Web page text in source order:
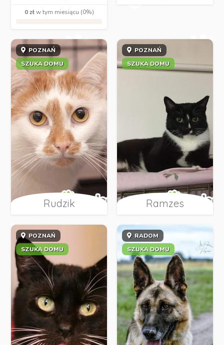
0 złw tym miesiącu (0%)
POZNAŃ
SZUKA DOMU
Rudzik
POZNAŃ
SZUKA DOMU
Ramzes
POZNAŃ
SZUKA DOMU
RADOM
SZUKA DOMU